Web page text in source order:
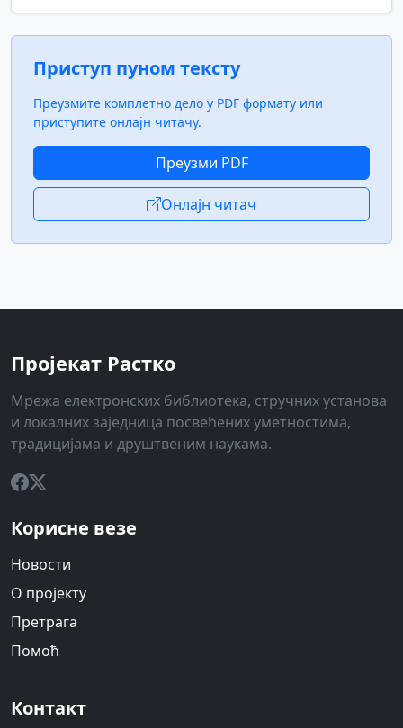
Приступ пуном тексту
Преузмите комплетно дело у PDF формату или
приступите онлајн читачу.
Преузми PDF
Онлајн читач
Пројекат Растко
Мрежа електронских библиотека, стручних установа
и локалних заједница посвећених уметностима,
традицијама и друштвеним наукама.
Корисне везе
Новости
О пројекту
Претрага
Помоћ
Контакт